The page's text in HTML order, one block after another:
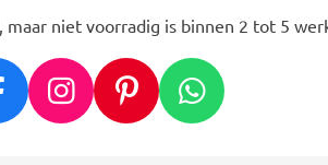
niet voorradig is binnen 2 tot 5
I
n
P
i
W
h